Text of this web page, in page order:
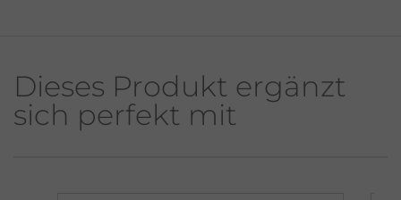
Dieses Produkt ergänzt
sich perfekt mit